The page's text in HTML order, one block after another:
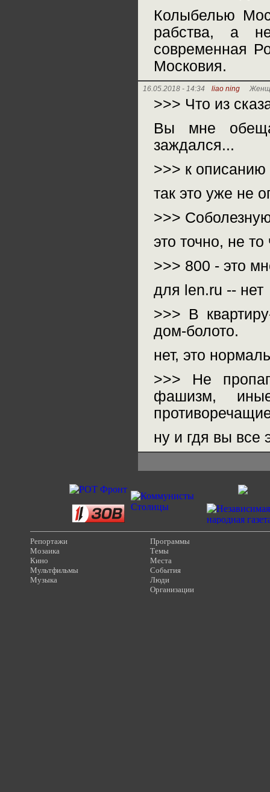
Колыбелью
рабства, а
современная
Московия.
16.05.2018 - 14:34 liao ning
>>> Что из
Вы мне
заждался...
>>> к описанию
так это уже не
>>>
это точно, не
>>> 800 - это
для len.ru -- нет
>>> В
дом-болото.
нет, это
>>> Не
фашизм,
ну и гдя вы все
Репортажи
Мозаика
Кино
Мультфильмы
Музыка
Программы
Темы
Места
События
Люди
Организации